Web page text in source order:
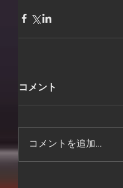
コメント
コメントを追加…